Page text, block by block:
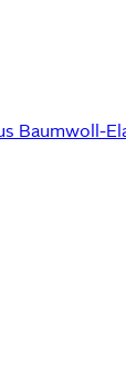
Baumwoll-